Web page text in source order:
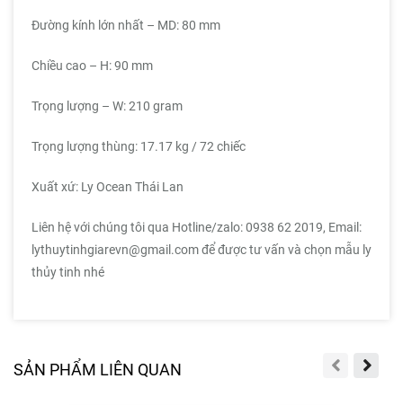
Đường kính lớn nhất – MD: 80 mm
Chiều cao – H: 90 mm
Trọng lượng – W: 210 gram
Trọng lượng thùng: 17.17 kg / 72 chiếc
Xuất xứ: Ly Ocean Thái Lan
Liên hệ với chúng tôi qua Hotline/zalo: 0938 62 2019, Email:
lythuytinhgiarevn@gmail.com để được tư vấn và chọn mẫu ly
thủy tinh nhé
SẢN PHẨM LIÊN QUAN